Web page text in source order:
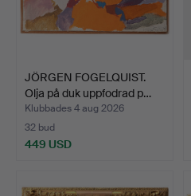
JÖRGEN FOGELQUIST.
Olja på duk uppfodrad p…
Klubbades 4 aug 2026
32 bud
449 USD